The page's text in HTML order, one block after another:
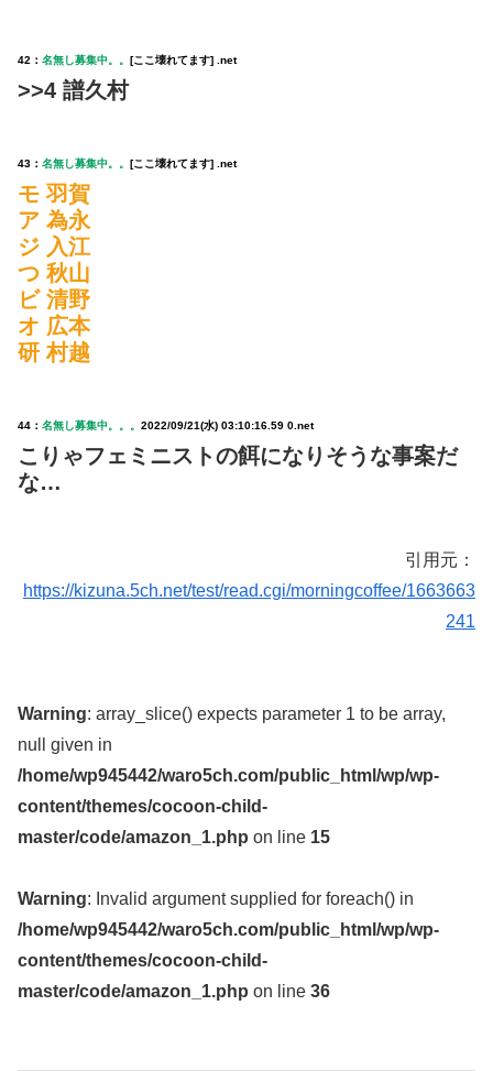
42： 名無し募集中。。 [ここ壊れてます] .net
>>4 譜久村
43： 名無し募集中。。 [ここ壊れてます] .net
モ 羽賀
ア 為永
ジ 入江
つ 秋山
ビ 清野
オ 広本
研 村越
44： 名無し募集中。。。 2022/09/21(水) 03:10:16.59 0.net
こりゃフェミニストの餌になりそうな事案だ
な…
引用元：
https://kizuna.5ch.net/test/read.cgi/morningcoffee/1663663
241
Warning: array_slice() expects parameter 1 to be array,
null given in
/home/wp945442/waro5ch.com/public_html/wp/wp-
content/themes/cocoon-child-
master/code/amazon_1.php on line 15
Warning: Invalid argument supplied for foreach() in
/home/wp945442/waro5ch.com/public_html/wp/wp-
content/themes/cocoon-child-
master/code/amazon_1.php on line 36